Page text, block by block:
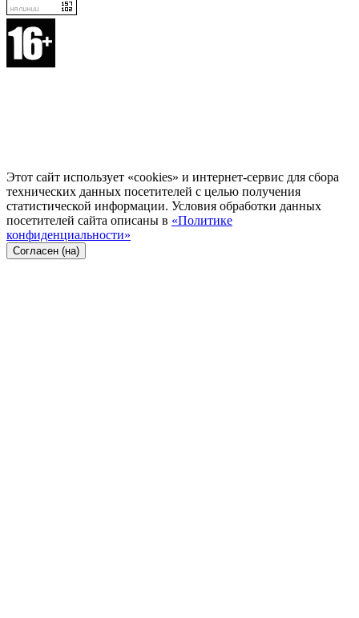
Этот сайт использует «cookies» и интернет-сервис для сбора
технических данных посетителей с целью получения
статистической информации. Условия обработки данных
посетителей сайта описаны в «Политике
конфиденциальности»
Согласен (на)